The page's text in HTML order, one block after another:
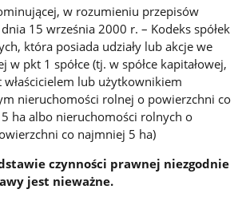
w rozumieniu przepisów
15 września 2000 r. – Kodeks spółek
która posiada udziały lub akcje we
w pkt 1 spółce (tj. w spółce kapitałowej,
właścicielem lub użytkownikiem
nieruchomości rolnej o powierzchni co
ha albo nieruchomości rolnych o
co najmniej 5 ha)
czynności prawnej niezgodnie
jest nieważne.